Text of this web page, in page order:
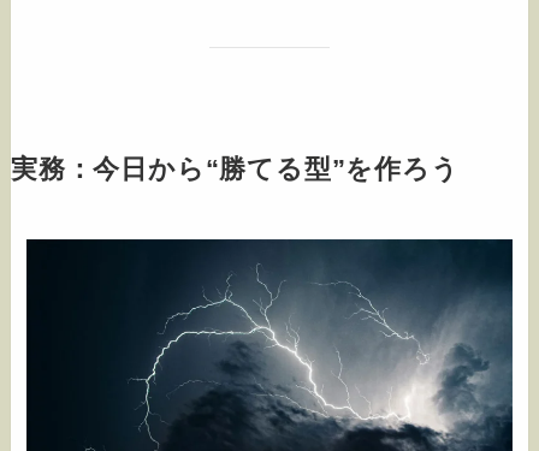
実務：今日から“勝てる型”を作ろう